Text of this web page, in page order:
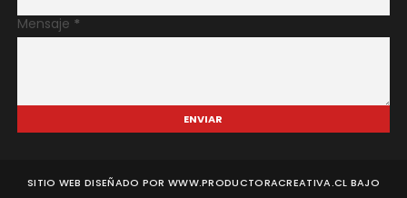
Mensaje *
SITIO WEB DISEÑADO POR WWW.PRODUCTORACREATIVA.CL BAJO